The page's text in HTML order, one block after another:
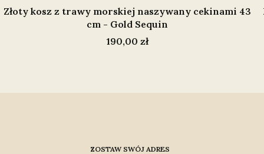
Złoty kosz z trawy morskiej naszywany cekinami 43
cm - Gold Sequin
Cena
190,00 zł
ZOSTAW SWÓJ ADRES